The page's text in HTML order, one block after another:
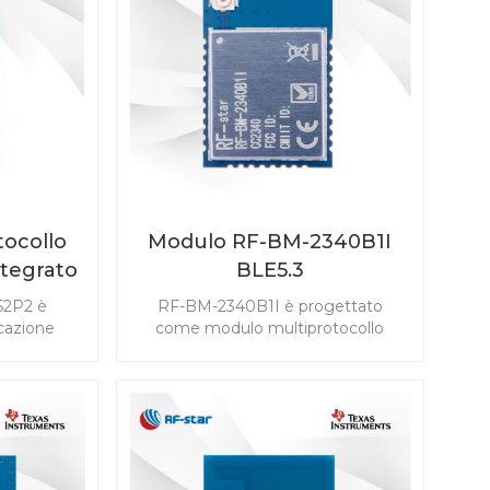
è
ZigBee,
IPv6
TI
Modulo RF-BM-2340B1I
BLE5.3
RF-BM-2340B1I è progettato
come modulo multiprotocollo
supporta Bluetooth 5.3 Low
Energy, ZigBee 3.0, SimpleLinkTM
TI 15.4-stack e sistema proprietario.